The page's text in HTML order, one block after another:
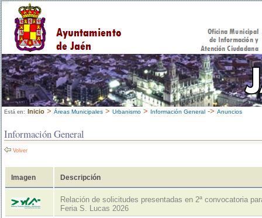
Está en: Inicio > Áreas Municipales > Urbanismo > Información General -> Anuncios
Información General
Volver
Imagen Descripción
Relación de solicitudes presentadas en 2ª convocatoria
Feria S. Lucas 2026